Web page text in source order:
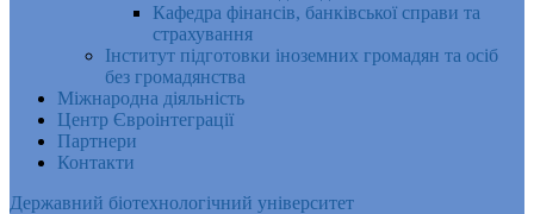
Кафедра фінансів, банківської справи та
страхування
Інститут підготовки іноземних громадян та осіб
без громадянства
Міжнародна діяльність
Центр Євроінтеграції
Партнери
Контакти
Державний біотехнологічний університет